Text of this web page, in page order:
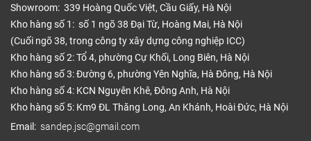
Showroom: 339 Hoàng Quốc Việt, Cầu Giấy, Hà Nội
Kho hàng số 1: số 1 ngõ 38 Đại Từ, Hoàng Mai, Hà Nội
(Cuối ngõ 38, trong công ty xây dựng công nghiệp ICC)
Kho hàng số 2: Tổ 4, phường Cự Khối, Long Biên, Hà Nội
Kho hàng số 3: Đường 6, phường Yên Nghĩa, Hà Đông, Hà Nội
Kho hàng số 4: KCN Nguyên Khê, Đông Anh, Hà Nội
Kho hàng số 5: Km9 ĐL Thăng Long, An Khánh, Hoài Đức, Hà Nội
Email: sandep.jsc@gmail.com